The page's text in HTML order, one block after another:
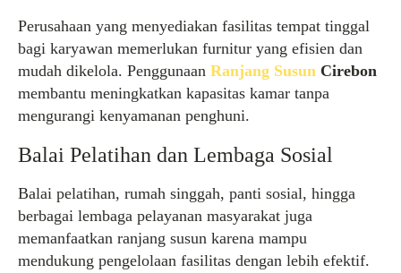
Perusahaan yang menyediakan fasilitas tempat tinggal
bagi karyawan memerlukan furnitur yang efisien dan
mudah dikelola. Penggunaan Ranjang Susun Cirebon
membantu meningkatkan kapasitas kamar tanpa
mengurangi kenyamanan penghuni.
Balai Pelatihan dan Lembaga Sosial
Balai pelatihan, rumah singgah, panti sosial, hingga
berbagai lembaga pelayanan masyarakat juga
memanfaatkan ranjang susun karena mampu
mendukung pengelolaan fasilitas dengan lebih efektif.